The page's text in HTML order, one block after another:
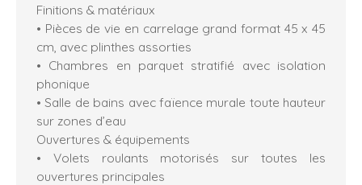
Finitions & matériaux
• Pièces de vie en carrelage grand format 45 x 45
cm, avec plinthes assorties
• Chambres en parquet stratifié avec isolation
phonique
• Salle de bains avec faïence murale toute hauteur
sur zones d’eau
Ouvertures & équipements
• Volets roulants motorisés sur toutes les
ouvertures principales